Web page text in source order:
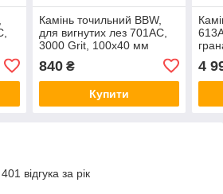
Камінь точильний BBW,
для вигнутих лез 701AC,
3000 Grit, 100х40 мм
(Бельгія)
840₴
Купити
4
відгука за рік